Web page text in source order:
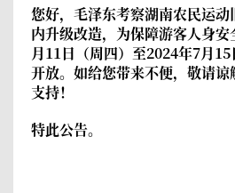
您好，毛泽东考察湖南农民运
内升级改造，为保障游客人身
月11日（周四）至2024年7月
开放。如给您带来不便，敬请
支持！
特此公告。